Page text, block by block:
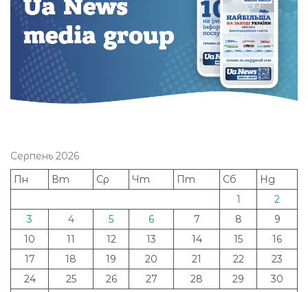
Серпень 2026
Пн
Вт Ср Чт Пт Сб
Нд
1
2
3
4 5 6 7 8
9
10
11 12 13 14 15
16
17
18 19 20 21 22
23
24
25 26 27 28 29
30